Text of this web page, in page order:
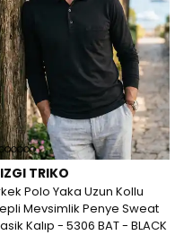
TRIKO
Polo Yaka Uzun Kollu
Mevsimlik Penye Sweat
Kalıp - 5306 BAT - BLACK